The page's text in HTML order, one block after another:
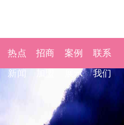
热点
新闻
招商
案例
展示
联系
我们